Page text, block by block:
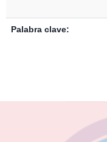
Palabra clave: